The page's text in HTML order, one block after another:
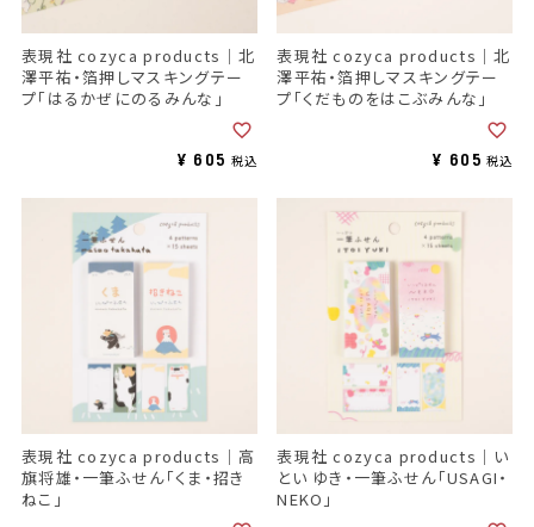
表現社 cozyca products｜北
澤平祐・箔押しマスキングテー
プ「はるかぜにのるみんな」
¥ 605 税込
表現社 cozyca products｜北
澤平祐・箔押しマスキングテー
プ「くだものをはこぶみんな」
¥ 605 税込
表現社 cozyca products｜高
旗将雄・一筆ふせん「くま・招き
ねこ」
表現社 cozyca products｜い
とい ゆき・一筆ふせん「USAGI・
NEKO」